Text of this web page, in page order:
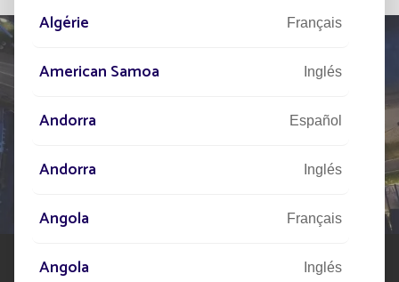
Nuestra red de expertos está a su disposición en todo
Algérie Français
American Samoa Inglés
Andorra Español
Andorra Inglés
Angola Français
Angola Inglés